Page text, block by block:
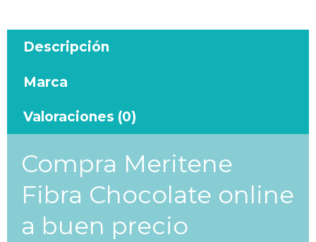
Descripción
Marca
Valoraciones (0)
Compra Meritene
Fibra Chocolate online
a buen precio